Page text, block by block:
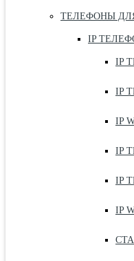
ТЕЛЕФОНЫ
IP
IP
IP
IP
IP
IP
IP